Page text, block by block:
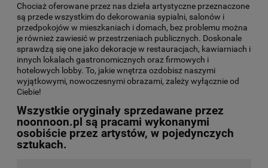
Chociaż oferowane przez nas dzieła artystyczne przeznaczone
są przede wszystkim do dekorowania sypialni, salonów i
przedpokojów w mieszkaniach i domach, bez problemu można
je również zawiesić w przestrzeniach publicznych. Doskonale
sprawdzą się one jako dekoracje w restauracjach, kawiarniach i
innych lokalach gastronomicznych oraz firmowych i
hotelowych lobby. To, jakie wnętrza ozdobisz naszymi
wyjątkowymi, nowoczesnymi obrazami, zależy wyłącznie od
Ciebie!
Wszystkie oryginały sprzedawane przez
noonnoon.pl są pracami wykonanymi
osobiście przez artystów, w pojedynczych
sztukach.